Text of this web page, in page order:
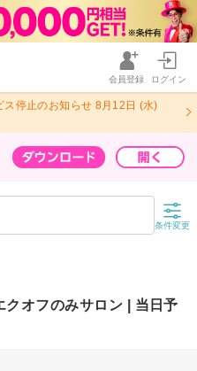
会員登録 ログイン
ス停止のお知らせ 8月12日 (水)
条件変更
オフのみサロン | 当日予